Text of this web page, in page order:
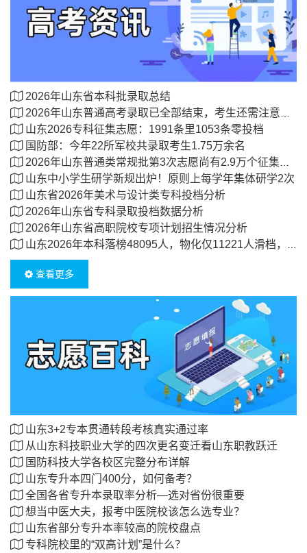
2026年山东省本科批录取总结
2026年山东普通高考录取已全部结束，考生还需注意这四项！
山东2026专科征集志愿：1991条里1053条零投档
国防部：今年22所军校共录取考生1.75万余名
2026年山东普通类常规批第3次志愿尚有2.9万个征集计划
山东中小学生研学新规出炉！原则上每学年集体研学2次
山东省2026年美术与设计类专科投档分析
2026年山东省专科录取投档数据分析
2026年山东省高职院校专项计划招生情况分析
山东2026年本科落榜48095人，物化仅11221人滑档，不限科36838人
查看更多
山东3+2专本贯通转段考核真实通过率
从山东科技职业大学的四次更名变迁看山东职教跃迁
国防科技大学各校区完整分布详解
山东专升本四门400分，如何备考？
全国各省专升本录取率分析—选对省份很重要
想当中医大夫，报考中医院校该怎么选专业？
山东省部分专升本率较高的院校盘点
专科院校里的“双高计划”是什么？